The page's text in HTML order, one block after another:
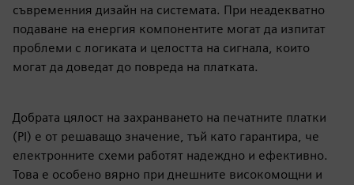
съвременния дизайн на системата. При неадекватно
подаване на енергия компонентите могат да изпитат
проблеми с логиката и целостта на сигнала, които
могат да доведат до повреда на платката.
Добрата цялост на захранването на печатните платки
(PI) е от решаващо значение, тъй като гарантира, че
електронните схеми работят надеждно и ефективно.
Това е особено вярно при днешните високомощни и